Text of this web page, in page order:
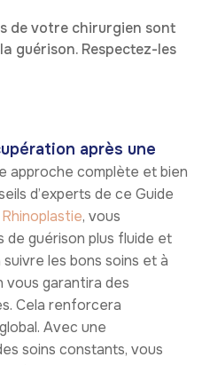
de votre chirurgien sont
guérison. Respectez-les
après une
approche complète et bien
d’experts de ce Guide
, vous
de guérison plus fluide et
les bons soins et à
vous garantira des
Cela renforcera
Avec une
soins constants, vous